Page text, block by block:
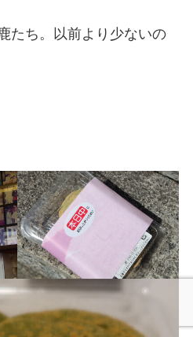
たち。以前より少ないの